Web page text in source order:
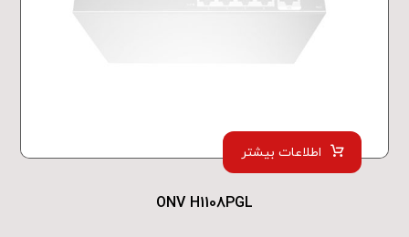
ONV H1108PGL
اطلاعات بیشتر